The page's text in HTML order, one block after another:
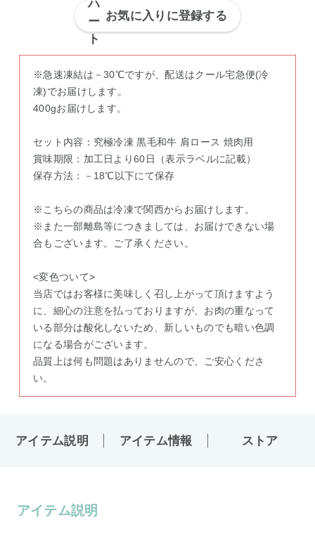
お気に入りに登録する
※急速凍結は－30℃ですが、配送はクール宅急便(冷
凍)でお届けします。
400gお届けします。
セット内容：究極冷凍 黒毛和牛 肩ロース 焼肉用
賞味期限：加工日より60日（表示ラベルに記載）
保存方法：－18℃以下にて保存
※こちらの商品は冷凍で関西からお届けします。
※また一部離島等につきましては、お届けできない場
合もございます。ご了承ください。
<変色ついて>
当店ではお客様に美味しく召し上がって頂けますよう
に、細心の注意を払っておりますが、お肉の重なって
いる部分は酸化しないため、新しいものでも暗い色調
になる場合がございます。
品質上は何も問題はありませんので、ご安心くださ
い。
アイテム説明 アイテム情報 ストア
アイテム説明